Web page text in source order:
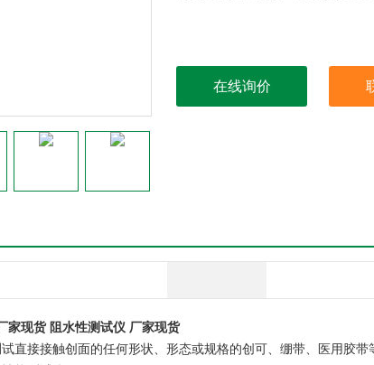
在线询价
家现货 阻水性测试仪 厂家现货
直接接触创面的任何形状、形态或规格的创可、绷带、医用胶